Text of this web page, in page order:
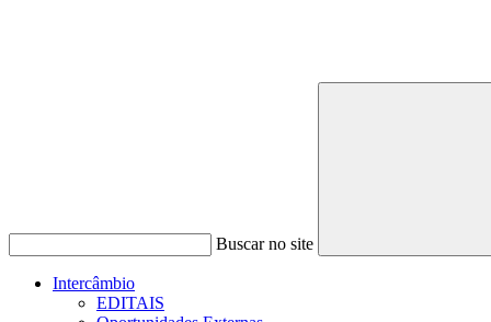
Buscar no site
Intercâmbio
EDITAIS